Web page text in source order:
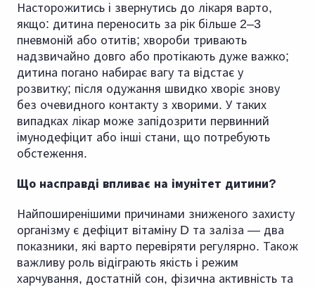
Насторожитись і звернутись до лікаря варто,
якщо: дитина переносить за рік більше 2–3
пневмоній або отитів; хвороби тривають
надзвичайно довго або протікають дуже важко;
дитина погано набирає вагу та відстає у
розвитку; після одужання швидко хворіє знову
без очевидного контакту з хворими. У таких
випадках лікар може запідозрити первинний
імунодефіцит або інші стани, що потребують
обстеження.
Що насправді впливає на імунітет дитини?
Найпоширенішими причинами зниженого захисту
організму є дефіцит вітаміну D та заліза — два
показники, які варто перевіряти регулярно. Також
важливу роль відіграють якість і режим
харчування, достатній сон, фізична активність та